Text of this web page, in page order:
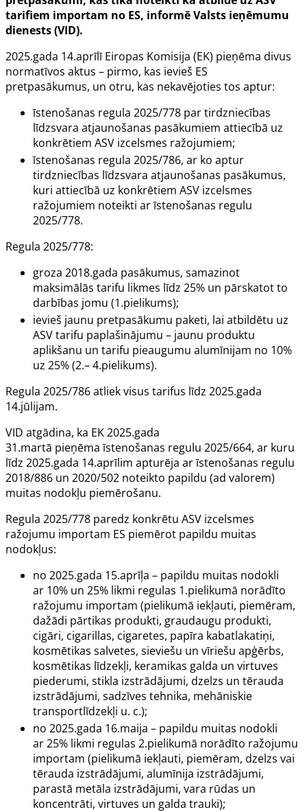
tarifiem importam no ES, informē Valsts ieņēmumu
dienests (VID).
2025.gada 14.aprīlī Eiropas Komisija (EK) pieņēma divus
normatīvos aktus – pirmo, kas ievieš ES
pretpasākumus, un otru, kas nekavējoties tos aptur:
īstenošanas regula 2025/778 par tirdzniecības
līdzsvara atjaunošanas pasākumiem attiecībā uz
konkrētiem ASV izcelsmes ražojumiem;
īstenošanas regula 2025/786, ar ko aptur
tirdzniecības līdzsvara atjaunošanas pasākumus,
kuri attiecībā uz konkrētiem ASV izcelsmes
ražojumiem noteikti ar īstenošanas regulu
2025/778.
Regula 2025/778:
groza 2018.gada pasākumus, samazinot
maksimālās tarifu likmes līdz 25% un pārskatot to
darbības jomu (1.pielikums);
ievieš jaunu pretpasākumu paketi, lai atbildētu uz
ASV tarifu paplašinājumu – jaunu produktu
aplikšanu un tarifu pieaugumu alumīnijam no 10%
uz 25% (2.– 4.pielikums).
Regula 2025/786 atliek visus tarifus līdz 2025.gada
14.jūlijam.
VID atgādina, ka EK 2025.gada
31.martā pieņēma īstenošanas regulu 2025/664, ar kuru
līdz 2025.gada 14.aprīlim apturēja ar īstenošanas regulu
2018/886 un 2020/502 noteikto papildu (ad valorem)
muitas nodokļu piemērošanu.
Regula 2025/778 paredz konkrētu ASV izcelsmes
ražojumu importam ES piemērot papildu muitas
nodokļus:
no 2025.gada 15.aprīļa – papildu muitas nodokli
ar 10% un 25% likmi regulas 1.pielikumā norādīto
ražojumu importam (pielikumā iekļauti, piemēram,
dažādi pārtikas produkti, graudaugu produkti,
cigāri, cigarillas, cigaretes, papīra kabatlakatiņi,
kosmētikas salvetes, sieviešu un vīriešu apģērbs,
kosmētikas līdzekļi, keramikas galda un virtuves
piederumi, stikla izstrādājumi, dzelzs un tērauda
izstrādājumi, sadzīves tehnika, mehāniskie
transportlīdzekļi u. c.);
no 2025.gada 16.maija – papildu muitas nodokli
ar 25% likmi regulas 2.pielikumā norādīto ražojumu
importam (pielikumā iekļauti, piemēram, dzelzs vai
tērauda izstrādājumi, alumīnija izstrādājumi,
parastā metāla izstrādājumi, vara rūdas un
koncentrāti, virtuves un galda trauki);